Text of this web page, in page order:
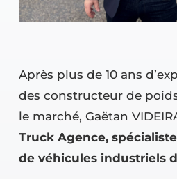
Après plus de 10 ans
des constructeur de
le marché, Gaëtan
Truck Agence,
de véhicules industriels